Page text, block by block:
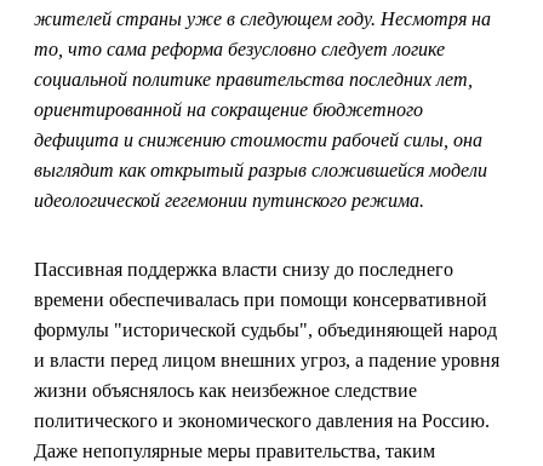
жителей страны уже в следующем году. Несмотря на
то, что сама реформа безусловно следует логике
социальной политике правительства последних лет,
ориентированной на сокращение бюджетного
дефицита и снижению стоимости рабочей силы, она
выглядит как открытый разрыв сложившейся модели
идеологической гегемонии путинского режима.
Пассивная поддержка власти снизу до последнего
времени обеспечивалась при помощи консервативной
формулы "исторической судьбы", объединяющей народ
и власти перед лицом внешних угроз, а падение уровня
жизни объяснялось как неизбежное следствие
политического и экономического давления на Россию.
Даже непопулярные меры правительства, таким